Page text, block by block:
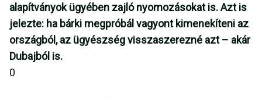
alapítványok ügyében zajló nyomozásokat is. Azt is
jelezte: ha bárki megpróbál vagyont kimenekíteni az
országból, az ügyészség visszaszerezné azt – akár
Dubajból is.
0